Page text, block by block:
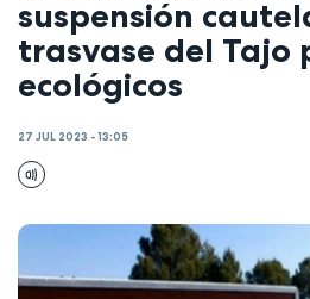
suspensión
trasvase del Tajo
ecológicos
27 JUL 2023 - 13:05